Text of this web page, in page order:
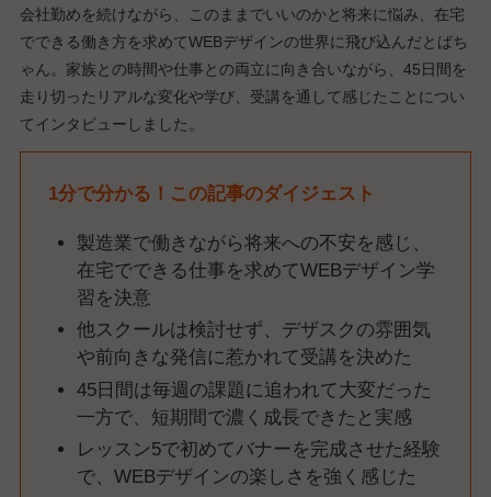
会社勤めを続けながら、このままでいいのかと将来に悩み、在宅
でできる働き方を求めてWEBデザインの世界に飛び込んだとばち
ゃん。家族との時間や仕事との両立に向き合いながら、45日間を
走り切ったリアルな変化や学び、受講を通して感じたことについ
てインタビューしました。
1分で分かる！この記事のダイジェスト
製造業で働きながら将来への不安を感じ、
在宅でできる仕事を求めてWEBデザイン学
習を決意
他スクールは検討せず、デザスクの雰囲気
や前向きな発信に惹かれて受講を決めた
45日間は毎週の課題に追われて大変だった
一方で、短期間で濃く成長できたと実感
レッスン5で初めてバナーを完成させた経験
で、WEBデザインの楽しさを強く感じた